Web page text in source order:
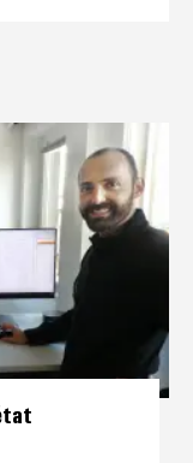
de surveillance de